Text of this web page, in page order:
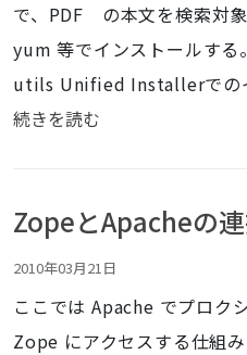
で、PDF の本文を検索対象
yum 等でインストールす
utils Unified Installerでの
続きを読む
ZopeとApacheの
2010年03月21日
ここでは Apache でプロク
Zope にアクセスする仕組